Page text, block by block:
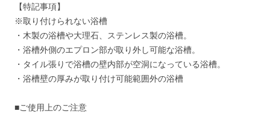
【特記事項】
※取り付けられない浴槽
・木製の浴槽や大理石、ステンレス製の浴槽。
・浴槽外側のエプロン部が取り外し可能な浴槽。
・タイル張りで浴槽の壁内部が空洞になっている浴槽。
・浴槽壁の厚みが取り付け可能範囲外の浴槽
■ご使用上のご注意